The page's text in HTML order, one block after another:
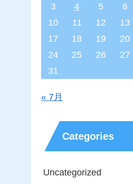
3
4 5 6
10
11 12 13
17
18 19 20
24
25 26 27
31
« 7月
Categories
Uncategorized